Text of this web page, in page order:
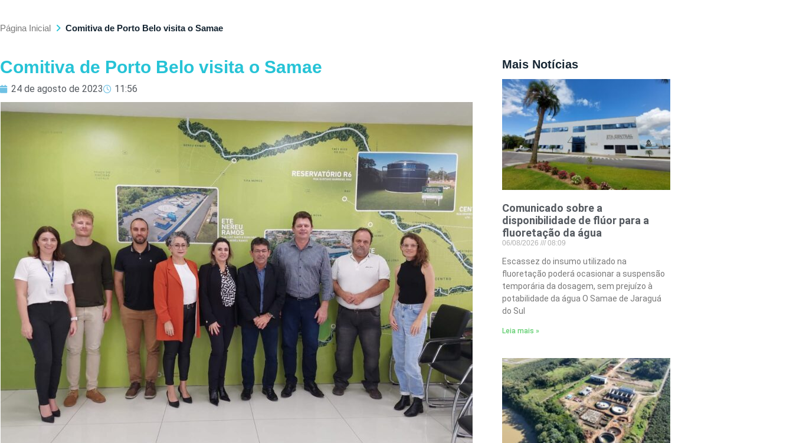
Página Inicial Comitiva de Porto Belo visita o Samae
Comitiva de Porto Belo visita o Samae
24 de agosto de 2023 11:56
Mais Notícias
Comunicado sobre a
disponibilidade de flúor para a
fluoretação da água
06/08/2026 08:09
Escassez do insumo utilizado na
fluoretação poderá ocasionar a suspensão
temporária da dosagem, sem prejuízo à
potabilidade da água O Samae de Jaraguá
do Sul
Leia mais »